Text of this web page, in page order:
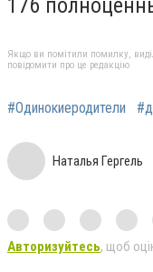
176
Якщо ви помітили помилку,
повідомити про це редакцію
#Одинокиеродители
Наталья Гергель
Авторизуйтесь, щоб